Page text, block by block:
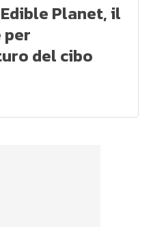
Planet, il
per
del cibo